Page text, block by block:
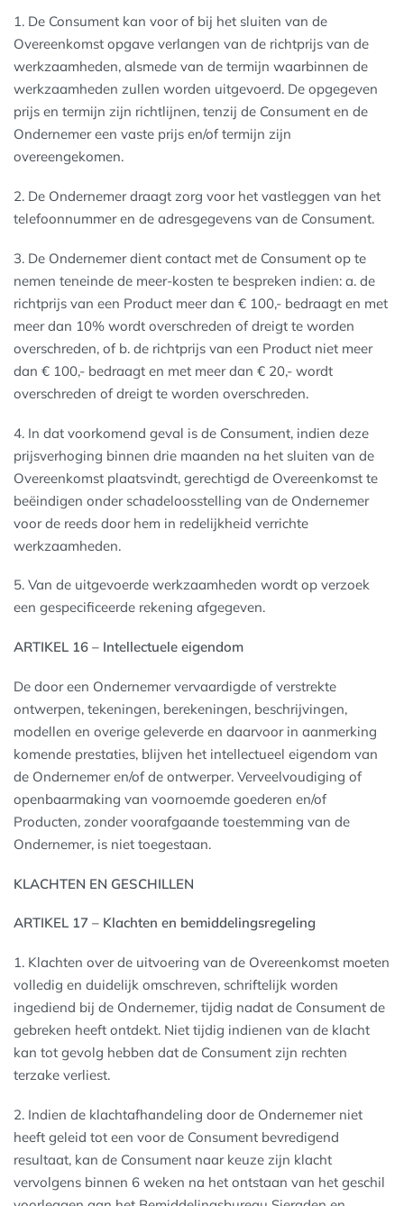
1. De Consument kan voor of bij het sluiten van de
Overeenkomst opgave verlangen van de richtprijs van de
werkzaamheden, alsmede van de termijn waarbinnen de
werkzaamheden zullen worden uitgevoerd. De opgegeven
prijs en termijn zijn richtlijnen, tenzij de Consument en de
Ondernemer een vaste prijs en/of termijn zijn
overeengekomen.
2. De Ondernemer draagt zorg voor het vastleggen van het
telefoonnummer en de adresgegevens van de Consument.
3. De Ondernemer dient contact met de Consument op te
nemen teneinde de meer-kosten te bespreken indien: a. de
richtprijs van een Product meer dan € 100,- bedraagt en met
meer dan 10% wordt overschreden of dreigt te worden
overschreden, of b. de richtprijs van een Product niet meer
dan € 100,- bedraagt en met meer dan € 20,- wordt
overschreden of dreigt te worden overschreden.
4. In dat voorkomend geval is de Consument, indien deze
prijsverhoging binnen drie maanden na het sluiten van de
Overeenkomst plaatsvindt, gerechtigd de Overeenkomst te
beëindigen onder schadeloosstelling van de Ondernemer
voor de reeds door hem in redelijkheid verrichte
werkzaamheden.
5. Van de uitgevoerde werkzaamheden wordt op verzoek
een gespecificeerde rekening afgegeven.
ARTIKEL 16 – Intellectuele eigendom
De door een Ondernemer vervaardigde of verstrekte
ontwerpen, tekeningen, berekeningen, beschrijvingen,
modellen en overige geleverde en daarvoor in aanmerking
komende prestaties, blijven het intellectueel eigendom van
de Ondernemer en/of de ontwerper. Verveelvoudiging of
openbaarmaking van voornoemde goederen en/of
Producten, zonder voorafgaande toestemming van de
Ondernemer, is niet toegestaan.
KLACHTEN EN GESCHILLEN
ARTIKEL 17 – Klachten en bemiddelingsregeling
1. Klachten over de uitvoering van de Overeenkomst moeten
volledig en duidelijk omschreven, schriftelijk worden
ingediend bij de Ondernemer, tijdig nadat de Consument de
gebreken heeft ontdekt. Niet tijdig indienen van de klacht
kan tot gevolg hebben dat de Consument zijn rechten
terzake verliest.
2. Indien de klachtafhandeling door de Ondernemer niet
heeft geleid tot een voor de Consument bevredigend
resultaat, kan de Consument naar keuze zijn klacht
vervolgens binnen 6 weken na het ontstaan van het geschil